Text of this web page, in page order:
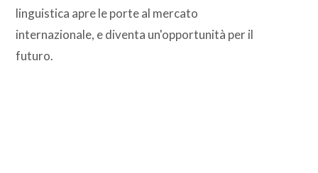
linguistica apre le porte al mercato
internazionale, e diventa un'opportunità per il
futuro.